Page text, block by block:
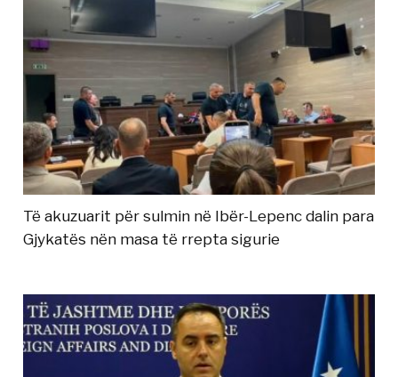
Të akuzuarit për sulmin në Ibër-Lepenc dalin para
Gjykatës nën masa të rrepta sigurie